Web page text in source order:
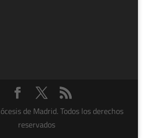
de Madrid. Todos los derechos
reservados